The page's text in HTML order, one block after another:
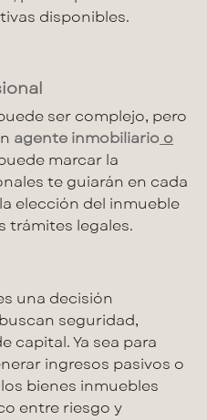
disponibles.
ser complejo, pero
agente inmobiliario o
marcar la
te guiarán en cada
elección del inmueble
trámites legales.
una decisión
seguridad,
capital. Ya sea para
ingresos pasivos o
bienes inmuebles
entre riesgo y